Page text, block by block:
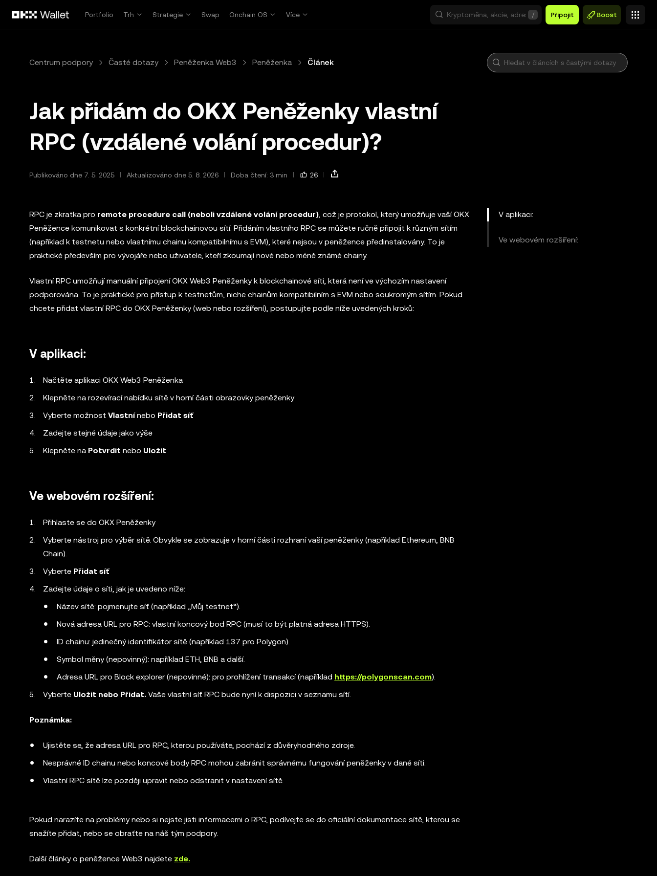
Portfolio
Trh Strategie Swap Onchain OS Více / Připojit Boost
Centrum podpory Časté dotazy Peněženka Web3 Peněženka Článek
Jak přidám do OKX Peněženky vlastní
RPC (vzdálené volání procedur)?
Publikováno dne 7. 5. 2025 Aktualizováno dne 5. 8. 2026 Doba čtení: 3 min 26
RPC je zkratka pro remote procedure call (neboli vzdálené volání procedur), což je protokol, který umožňuje vaší OKX
Peněžence komunikovat s konkrétní blockchainovou sítí. Přidáním vlastního RPC se můžete ručně připojit k různým sítím
(například k testnetu nebo vlastnímu chainu kompatibilnímu s EVM), které nejsou v peněžence předinstalovány. To je
praktické především pro vývojáře nebo uživatele, kteří zkoumají nové nebo méně známé chainy.
Vlastní RPC umožňují manuální připojení OKX Web3 Peněženky k blockchainové síti, která není ve výchozím nastavení
podporována. To je praktické pro přístup k testnetům, niche chainům kompatibilním s EVM nebo soukromým sítím. Pokud
chcete přidat vlastní RPC do OKX Peněženky (web nebo rozšíření), postupujte podle níže uvedených kroků:
V aplikaci:
Načtěte aplikaci OKX Web3 Peněženka
Klepněte na rozevírací nabídku sítě v horní části obrazovky peněženky
Vyberte možnost Vlastnínebo Přidat síť
Zadejte stejné údaje jako výše
Klepněte na Potvrdit nebo Uložit
Ve webovém rozšíření:
Přihlaste se do OKX Peněženky
Vyberte nástroj pro výběr sítě. Obvykle se zobrazuje v horní části rozhraní vaší peněženky (například Ethereum, BNB
Chain).
Vyberte Přidat síť
Zadejte údaje o síti, jak je uvedeno níže:
Název sítě: pojmenujte síť (například „Můj testnet“).
Nová adresa URL pro RPC: vlastní koncový bod RPC (musí to být platná adresa HTTPS).
ID chainu: jedinečný identifikátor sítě (například 137 pro Polygon).
Symbol měny (nepovinný): například ETH, BNB a další.
Adresa URL pro Block explorer (nepovinné): pro prohlížení transakcí (například https://polygonscan.com).
Vyberte Uložit nebo Přidat. Vaše vlastní síť RPC bude nyní k dispozici v seznamu sítí.
Poznámka:
Ujistěte se, že adresa URL pro RPC, kterou používáte, pochází z důvěryhodného zdroje.
Nesprávné ID chainu nebo koncové body RPC mohou zabránit správnému fungování peněženky v dané síti.
Vlastní RPC sítě lze později upravit nebo odstranit v nastavení sítě.
Pokud narazíte na problémy nebo si nejste jisti informacemi o RPC, podívejte se do oficiální dokumentace sítě, kterou se
snažíte přidat, nebo se obraťte na náš tým podpory.
Další články o peněžence Web3 najdete zde.
V aplikaci:
Ve webovém rozšíření: